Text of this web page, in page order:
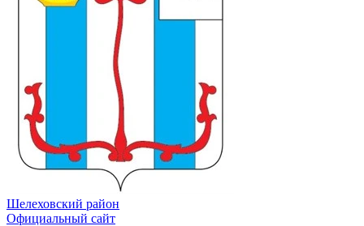
Шелеховский район
Официальный сайт